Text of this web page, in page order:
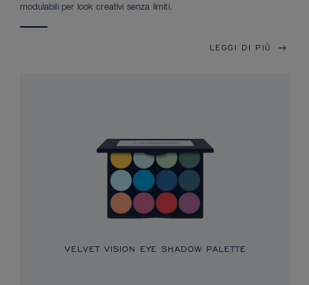
modulabili per look creativi senza limiti.
LEGGI DI PIÙ
VELVET VISION EYE SHADOW PALETTE